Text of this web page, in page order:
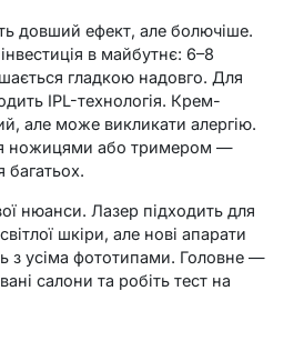
довший ефект, але болючіше.
в майбутнє: 6–8
гладкою надовго. Для
IPL-технологія. Крем-
але може викликати алергію.
ножицями або тримером —
багатьох.
нюанси. Лазер підходить для
шкіри, але нові апарати
з усіма фототипами. Головне —
салони та робіть тест на